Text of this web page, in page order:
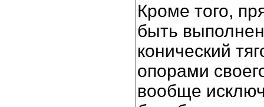
Кроме того,
быть
конический
опорами
вообще